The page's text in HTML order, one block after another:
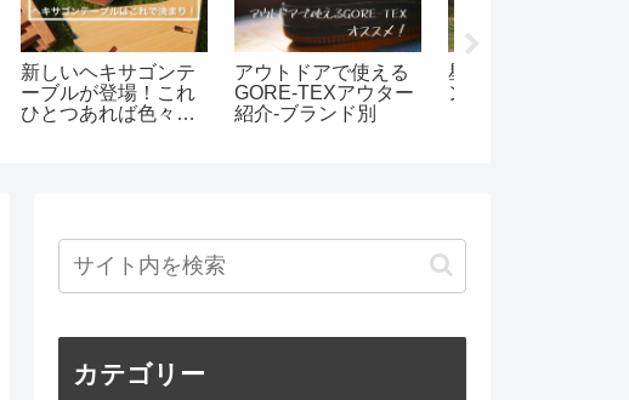
朝霧ジャンボリーオ
ートキャンプ場で節
約キャンプ
タトンカのハトメ加
工を強化したらカッ
コよくなった！
カテゴリー